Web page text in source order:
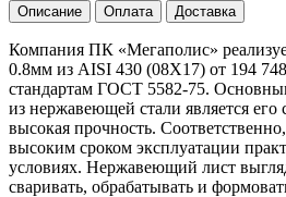
Описание Оплата Доставка
Компания ПК «Мегаполис»
0.8мм из AISI 430 (08Х17) от 194
стандартам ГОСТ 5582-75.
из нержавеющей стали является его
высокая прочность.
высоким сроком эксплуатации
условиях. Нержавеющий лист
сваривать, обрабатывать и